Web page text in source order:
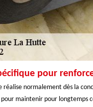
pour
réalise normalement dès la
maintenir pour longtemps